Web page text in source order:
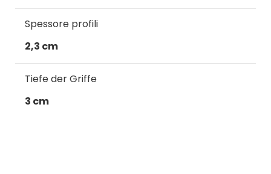
Spessore profili
2,3 cm
Tiefe der Griffe
3 cm